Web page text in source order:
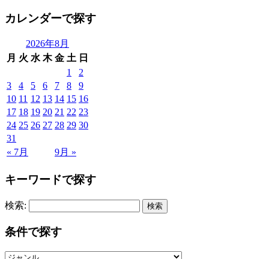
カレンダーで探す
2026年8月
月 火 水 木 金 土 日
« 7月 9月 »
1
2
3
4 5 6 7 8
9
10 11 12 13 14 15 16
17 18 19 20 21 22 23
24 25 26 27 28 29 30
31
キーワードで探す
検索:
条件で探す